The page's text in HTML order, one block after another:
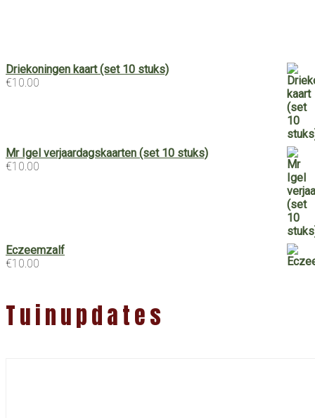
Driekoningen kaart (set 10 stuks)
€10.00
Mr Igel verjaardagskaarten (set 10 stuks)
€10.00
Eczeemzalf
€10.00
Tuinupdates